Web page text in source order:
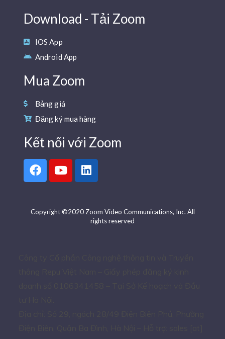
Download - Tải Zoom
IOS App
Android App
Mua Zoom
Bảng giá
Đăng ký mua hàng
Kết nối với Zoom
Copyright ©2020 Zoom Video Communications, Inc. All
rights reserved